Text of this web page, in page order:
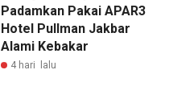
Padamkan Pakai APAR3
Hotel Pullman Jakbar
Alami Kebakar
4 hari lalu